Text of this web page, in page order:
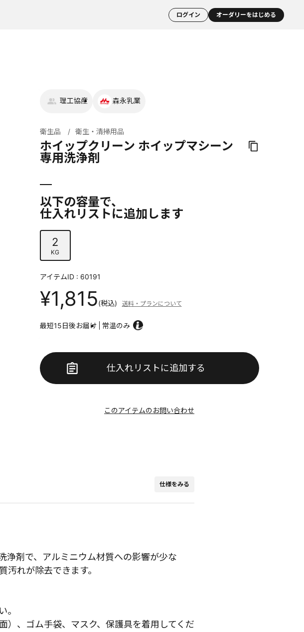
ログイン オーダリーをはじめる
理工協産 森永乳業
衛生品 衛生・清掃用品
ホイップクリーン ホイップマシーン
専用洗浄剤
以下の容量で、
仕入れリストに追加します
2
KG
アイテムID : 60191
¥1,815(税込) 送料・プランについて
最短15日後お届け 常温のみ
仕入れリストに追加する
このアイテムのお問い合わせ
仕様をみる
浄剤で、アルミニウム材質への影響が少な
汚れが除去できます。
。
）、ゴム手袋、マスク、保護具を着用してくだ